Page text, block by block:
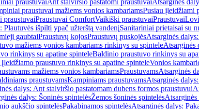
praustuvaiAnt stalviršio pastatomi praustuvaiAtsarginės
praustuvai mažiems vonios kambariamsPusiau įleidžiami
praustuvaiPraustuvai ComfortVaikiški praustuvaiPraustuvai
Plautuvės išpilti ypač užterštą vandenįSanitariniai prietaisai su
gaubtaiPraustuvų kojosPraustuvų puskojėsAtsarginės
mažiems vonios kambariams rinkinys su spinteleAtsarginės
rinkinys su apatine spinteleBaldinio praustuvo rinkinys su
praustuvo rinkinys su apatine spinteleVonios
mažiems vonios kambariamsPraustuvamsAtsarginės
praustuvamsKampiniams praustuvamsAtsarginės
dalys: Ant stalviršio pastatomam dubens formos praustuvui
dalys: Šoninės spintelėsŽemos šoninės spintelėsAtsarginės
aukščio spintelėsPakabinamos spintelėsAtsarginės dalys: